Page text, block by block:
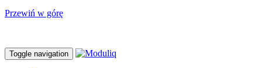
Przewiń w górę
Toggle navigation